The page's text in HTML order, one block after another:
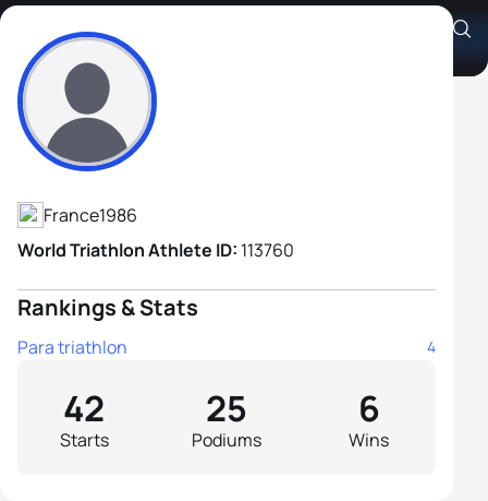
Antoine Perel B1
Athlete's Profile
France1986
World Triathlon Athlete ID: 113760
Rankings & Stats
Para triathlon 4
Starts
42
Podiums
25
Wins
6